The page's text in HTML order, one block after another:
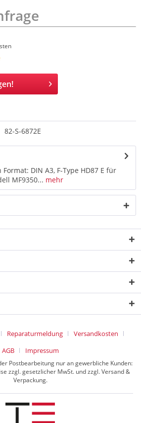
82-S-6872E
DIN A3, F-Type HD87 E für
MF9350... mehr
Reparaturmeldung
Versandkosten
AGB
Impressum
Postbearbeitung nur an gewerbliche Kunden:
zzgl. gesetzlicher MwSt. und zzgl. Versand &
Verpackung.